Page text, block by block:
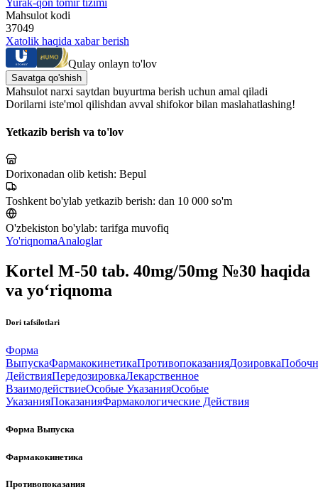
Mahsulot kodi
37049
Xatolik haqida xabar berish
Qulay onlayn to'lov
Savatga qo'shish
Mahsulot narxi saytdan buyurtma berish uchun amal qiladi
Dorilarni iste'mol qilishdan avval shifokor bilan maslahatlashing!
Yetkazib berish va to'lov
Dorixonadan olib ketish: Bepul
Toshkent bo'ylab yetkazib berish: dan 10 000 so'm
O'zbekiston bo'ylab: tarifga muvofiq
Yo'riqnomaAnaloglar
Kortel M-50 tab. 40mg/50mg №30 haqida
va yo‘riqnoma
Dori tafsilotlari
Форма
ВыпускаФармакокинетикаПротивопоказанияДозировка
ДействияПередозировкаЛекарственное
ВзаимодействиеОсобые УказанияОсобые
УказанияПоказанияФармакологические Действия
Форма Выпуска
Фармакокинетика
Противопоказания